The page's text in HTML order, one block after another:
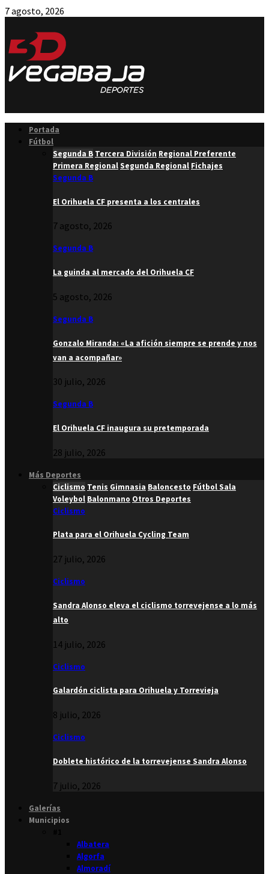
7 agosto, 2026
Portada
Fútbol
Segunda B Tercera División Regional Preferente
Primera RegionalSegunda Regional Fichajes
Segunda B
El Orihuela CF presenta a los centrales
7 agosto, 2026
Segunda B
La guinda al mercado del Orihuela CF
5 agosto, 2026
Segunda B
Gonzalo Miranda: «La afición siempre se prende y nos
van a acompañar»
30 julio, 2026
Segunda B
El Orihuela CF inaugura su pretemporada
28 julio, 2026
Más Deportes
Ciclismo Tenis Gimnasia Baloncesto Fútbol Sala
Voleybol Balonmano Otros Deportes
Ciclismo
Plata para el Orihuela Cycling Team
27 julio, 2026
Ciclismo
Sandra Alonso eleva el ciclismo torrevejense a lo más
alto
14 julio, 2026
Ciclismo
Galardón ciclista para Orihuela y Torrevieja
8 julio, 2026
Ciclismo
Doblete histórico de la torrevejense Sandra Alonso
7 julio, 2026
Galerías
Municipios
Albatera
Algorfa
Almoradí